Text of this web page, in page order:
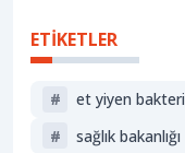
ETİKETLER
# et yiyen bakteri
#
sağlik bakanliği